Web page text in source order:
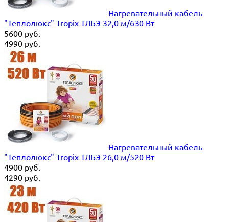
Нагревательный кабель
"Теплолюкс" Tropix ТЛБЭ 32,0 м/630 Вт
5600 руб.
4990 руб.
Нагревательный кабель
"Теплолюкс" Tropix ТЛБЭ 26,0 м/520 Вт
4900 руб.
4290 руб.